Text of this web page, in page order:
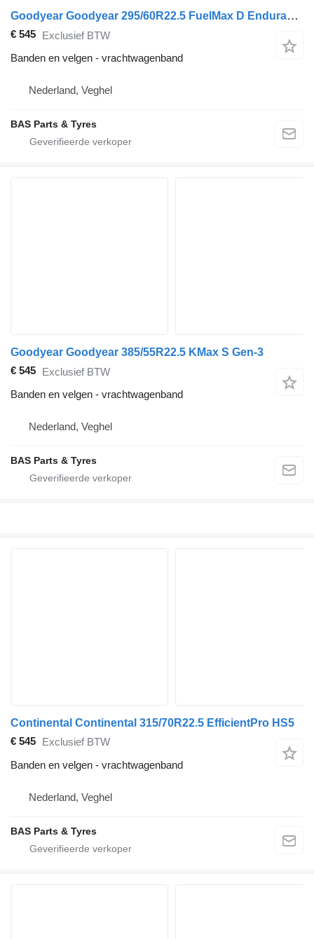
Goodyear Goodyear 295/60R22.5 FuelMax D Endurance
€ 545 Exclusief BTW
Banden en velgen - vrachtwagenband
Nederland, Veghel
BAS Parts & Tyres
Goodyear Goodyear 385/55R22.5 KMax S Gen-3
€ 545 Exclusief BTW
Banden en velgen - vrachtwagenband
Nederland, Veghel
BAS Parts & Tyres
Continental Continental 315/70R22.5 EfficientPro HS5
€ 545
Exclusief BTW
Banden en velgen - vrachtwagenband
Nederland, Veghel
BAS Parts & Tyres